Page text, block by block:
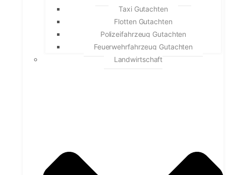
Taxi Gutachten
Flotten Gutachten
Polizeifahrzeug Gutachten
Feuerwehrfahrzeug Gutachten
Landwirtschaft